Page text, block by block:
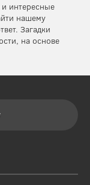
интересные
нашему
Загадки
на основе